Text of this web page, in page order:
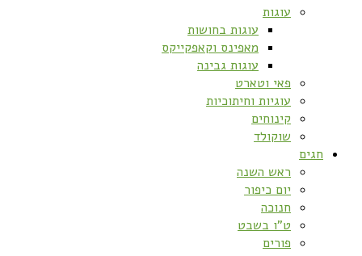
עוגות
עוגות בחושות
מאפינס וקאפקייקס
עוגות גבינה
פאי וטארט
עוגיות וחיתוכיות
קינוחים
שוקולד
חגים
ראש השנה
יום כיפור
חנוכה
ט”ו בשבט
פורים